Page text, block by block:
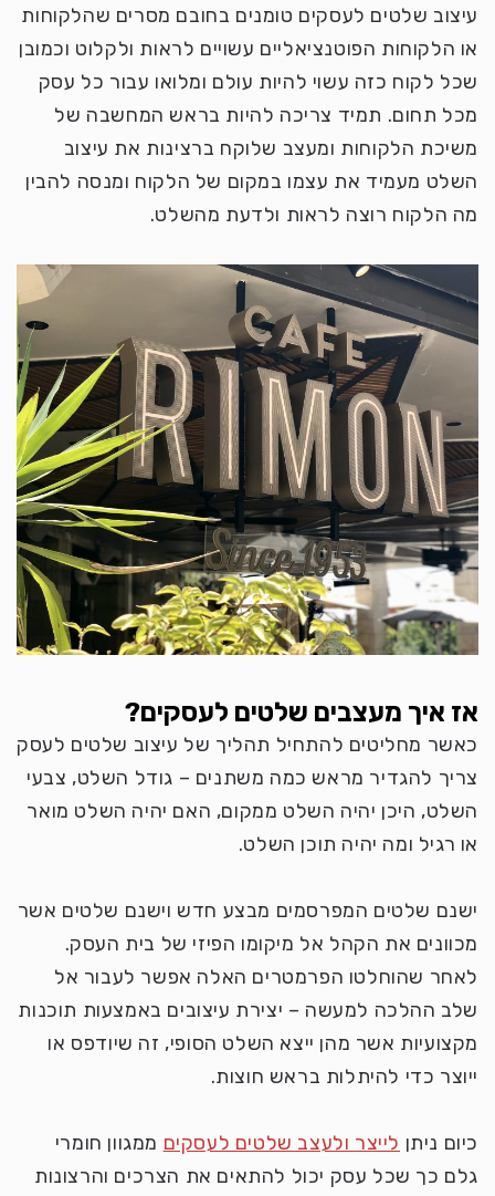
עיצוב שלטים לעסקים טומנים בחובם מסרים שהלקוחות
או הלקוחות הפוטנציאליים עשויים לראות ולקלוט וכמובן
שכל לקוח כזה עשוי להיות עולם ומלואו עבור כל עסק
מכל תחום. תמיד צריכה להיות בראש המחשבה של
משיכת הלקוחות ומעצב שלוקח ברצינות את עיצוב
השלט מעמיד את עצמו במקום של הלקוח ומנסה להבין
מה הלקוח רוצה לראות ולדעת מהשלט.
אז איך מעצבים שלטים לעסקים?
כאשר מחליטים להתחיל תהליך של עיצוב שלטים לעסק
צריך להגדיר מראש כמה משתנים – גודל השלט, צבעי
השלט, היכן יהיה השלט ממקום, האם יהיה השלט מואר
או רגיל ומה יהיה תוכן השלט.
ישנם שלטים המפרסמים מבצע חדש וישנם שלטים אשר
מכוונים את הקהל אל מיקומו הפיזי של בית העסק.
לאחר שהוחלטו הפרמטרים האלה אפשר לעבור אל
שלב ההלכה למעשה – יצירת עיצובים באמצעות תוכנות
מקצועיות אשר מהן ייצא השלט הסופי, זה שיודפס או
ייוצר כדי להיתלות בראש חוצות.
כיום ניתן לייצר ולעצב שלטים לעסקים ממגוון חומרי
גלם כך שכל עסק יכול להתאים את הצרכים והרצונות